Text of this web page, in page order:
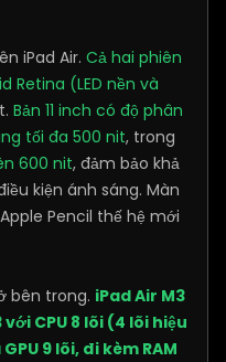
iPad Air. Cả hai phiên
Retina (LED nền và
Bản 11 inch có độ phân
tối đa 500 nit, trong
600 nit, đảm bảo khả
kiện ánh sáng. Màn
Pencil thế hệ mới
bên trong. iPad Air M3
CPU 8 lõi (4 lõi hiệu
9 lõi, đi kèm RAM